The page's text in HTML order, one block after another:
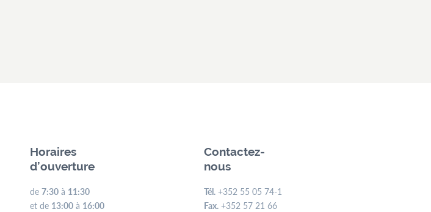
Horaires
d’ouverture
de 7:30 à 11:30
et de 13:00 à 16:00
Contactez-
nous
Tél. +352 55 05 74-1
Fax. +352 57 21 66